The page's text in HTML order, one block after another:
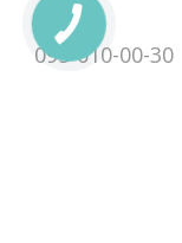
095-010-00-30